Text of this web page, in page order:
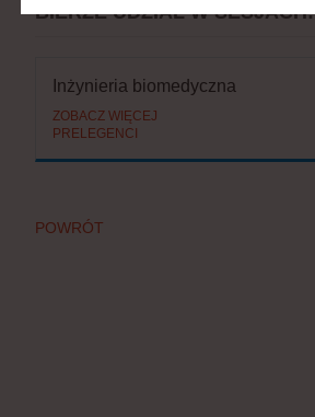
BIERZE UDZIAŁ W SESJACH:
Inżynieria biomedyczna
ZOBACZ WIĘCEJ
PRELEGENCI
POWRÓT